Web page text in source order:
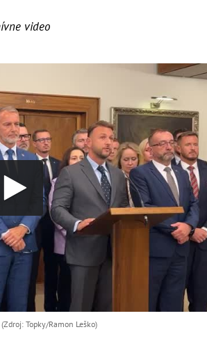
video
Topky/Ramon Leško)